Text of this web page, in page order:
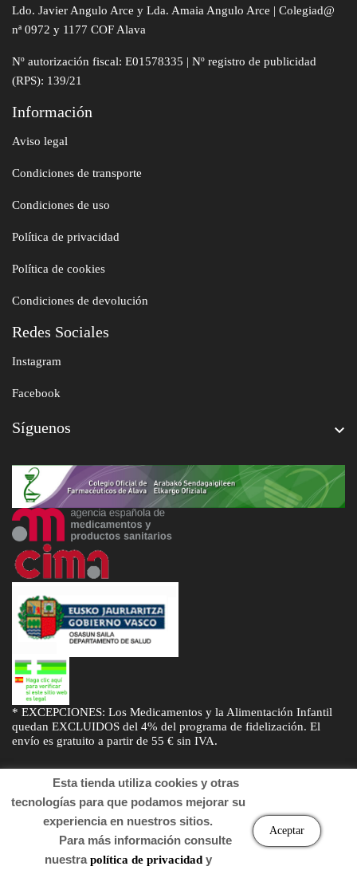
Ldo. Javier Angulo Arce y Lda. Amaia Angulo Arce | Colegiad@
nª 0972 y 1177 COF Alava
Nº autorización fiscal: E01578335 | Nº registro de publicidad
(RPS): 139/21
Información
Aviso legal
Condiciones de transporte
Condiciones de uso
Política de privacidad
Política de cookies
Condiciones de devolución
Redes Sociales
Instagram
Facebook
Síguenos 
* EXCEPCIONES: Los Medicamentos y la Alimentación Infantil
quedan EXCLUIDOS del 4% del programa de fidelización. El
envío es gratuito a partir de 55 € sin IVA.
Esta tienda utiliza cookies y otras
tecnologías para que podamos mejorar su
experiencia en nuestros sitios.
Para más información consulte
nuestrapolítica de privacidady
Aceptar
© Desarrollado porSogifaryDTD Soluciones
. Derechos de autor
2022 Farmacia.